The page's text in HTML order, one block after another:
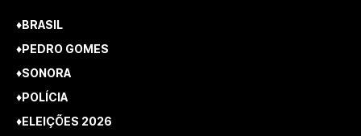
♦BRASIL
♦PEDRO GOMES
♦SONORA
♦POLÍCIA
♦ELEIÇÕES 2026